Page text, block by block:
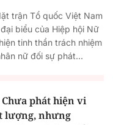
trận Tổ quốc Việt Nam
biểu của Hiệp hội Nữ
tinh thần trách nhiệm
nữ đối sự phát...
Chưa phát hiện vi
lượng, nhưng